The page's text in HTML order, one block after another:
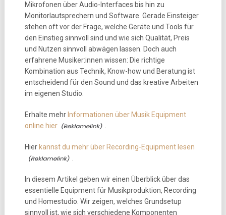
Mikrofonen über Audio-Interfaces bis hin zu
Monitorlautsprechern und Software. Gerade Einsteiger
stehen oft vor der Frage, welche Geräte und Tools für
den Einstieg sinnvoll sind und wie sich Qualität, Preis
und Nutzen sinnvoll abwägen lassen. Doch auch
erfahrene Musiker:innen wissen: Die richtige
Kombination aus Technik, Know-how und Beratung ist
entscheidend für den Sound und das kreative Arbeiten
im eigenen Studio.
Erhalte mehr Informationen über Musik Equipment
online hier
Hier kannst du mehr über Recording-Equipment lesen
In diesem Artikel geben wir einen Überblick über das
essentielle Equipment für Musikproduktion, Recording
und Homestudio. Wir zeigen, welches Grundsetup
sinnvoll ist, wie sich verschiedene Komponenten